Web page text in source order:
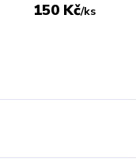
150 Kč/ks